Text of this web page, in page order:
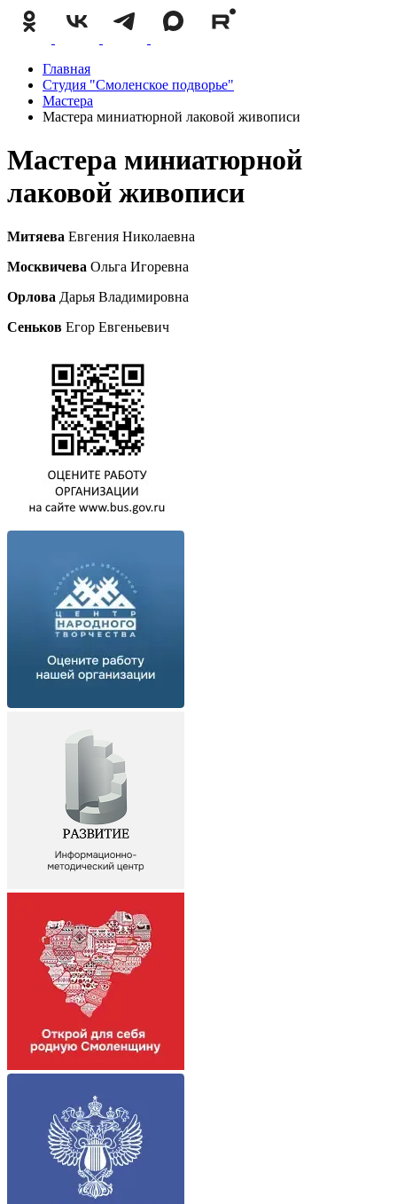
Главная
Студия "Смоленское подворье"
Мастера
Мастера миниатюрной лаковой живописи
Мастера миниатюрной
лаковой живописи
Митяева Евгения Николаевна
Москвичева Ольга Игоревна
Орлова Дарья Владимировна
Сеньков Егор Евгеньевич